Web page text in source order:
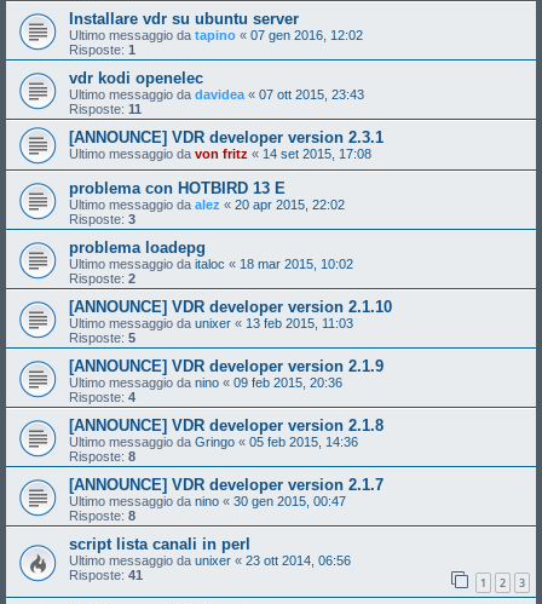
Installare vdr su ubuntu server
Ultimo messaggio da tapino « 07 gen 2016, 12:02
Risposte: 1
vdr kodi openelec
Ultimo messaggio da davidea « 07 ott 2015, 23:43
Risposte: 11
[ANNOUNCE] VDR developer version 2.3.1
Ultimo messaggio da von fritz « 14 set 2015, 17:08
problema con HOTBIRD 13 E
Ultimo messaggio da alez « 20 apr 2015, 22:02
Risposte: 3
problema loadepg
Ultimo messaggio da italoc « 18 mar 2015, 10:02
Risposte: 2
[ANNOUNCE] VDR developer version 2.1.10
Ultimo messaggio da unixer « 13 feb 2015, 11:03
Risposte: 5
[ANNOUNCE] VDR developer version 2.1.9
Ultimo messaggio da nino « 09 feb 2015, 20:36
Risposte: 4
[ANNOUNCE] VDR developer version 2.1.8
Ultimo messaggio da Gringo « 05 feb 2015, 14:36
Risposte: 8
[ANNOUNCE] VDR developer version 2.1.7
Ultimo messaggio da nino « 30 gen 2015, 00:47
Risposte: 8
script lista canali in perl
Ultimo messaggio da unixer « 23 ott 2014, 06:56
Risposte: 41 1 2 3